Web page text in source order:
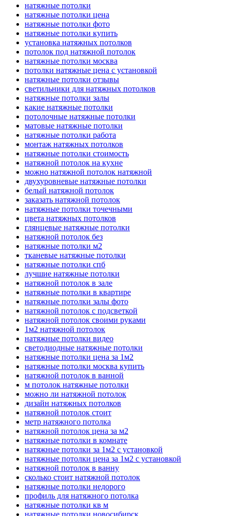
натяжные потолки
натяжные потолки цена
натяжные потолки фото
натяжные потолки купить
установка натяжных потолков
потолок под натяжной потолок
натяжные потолки москва
потолки натяжные цена с установкой
натяжные потолки отзывы
светильники для натяжных потолков
натяжные потолки залы
какие натяжные потолки
потолочные натяжные потолки
матовые натяжные потолки
натяжные потолки работа
монтаж натяжных потолков
натяжные потолки стоимость
натяжной потолок на кухне
можно натяжной потолок натяжной
двухуровневые натяжные потолки
белый натяжной потолок
заказать натяжной потолок
натяжные потолки точечными
цвета натяжных потолков
глянцевые натяжные потолки
натяжной потолок без
натяжные потолки м2
тканевые натяжные потолки
натяжные потолки спб
лучшие натяжные потолки
натяжной потолок в зале
натяжные потолки в квартире
натяжные потолки залы фото
натяжной потолок с подсветкой
натяжной потолок своими руками
1м2 натяжной потолок
натяжные потолки видео
светодиодные натяжные потолки
натяжные потолки цена за 1м2
натяжные потолки москва купить
натяжной потолок в ванной
м потолок натяжные потолки
можно ли натяжной потолок
дизайн натяжных потолков
натяжной потолок стоит
метр натяжного потолка
натяжной потолок цена за м2
натяжные потолки в комнате
натяжные потолки за 1м2 с установкой
натяжные потолки цена за 1м2 с установкой
натяжной потолок в ванну
сколько стоит натяжной потолок
натяжные потолки недорого
профиль для натяжного потолка
натяжные потолки кв м
натяжные потолки новосибирск